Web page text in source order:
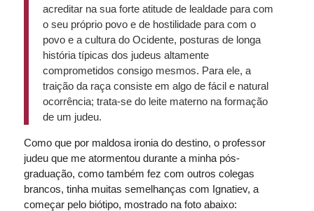
acreditar na sua forte atitude de lealdade para com
o seu próprio povo e de hostilidade para com o
povo e a cultura do Ocidente, posturas de longa
história típicas dos judeus altamente
comprometidos consigo mesmos. Para ele, a
traição da raça consiste em algo de fácil e natural
ocorrência; trata-se do leite materno na formação
de um judeu.
Como que por maldosa ironia do destino, o professor
judeu que me atormentou durante a minha pós-
graduação, como também fez com outros colegas
brancos, tinha muitas semelhanças com Ignatiev, a
começar pelo biótipo, mostrado na foto abaixo: